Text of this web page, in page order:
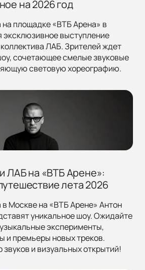
на 2026 год
на площадке «ВТБ Арена» в
эксклюзивное выступление
ЛАБ. Зрителей ждет
сочетающее смелые звуковые
световую хореографию.
ЛАБ на «ВТБ Арене»:
лета 2026
в Москве на «ВТБ Арене» Антон
уникальное шоу. Ожидайте
эксперименты,
и премьеры новых треков.
звуков и визуальных открытий!